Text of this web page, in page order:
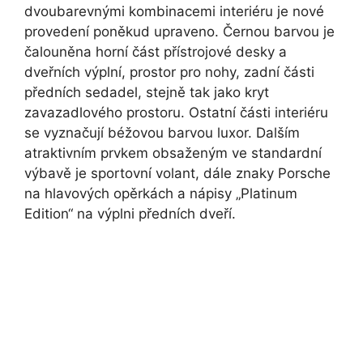
dvoubarevnými kombinacemi interiéru je nové
provedení poněkud upraveno. Černou barvou je
čalouněna horní část přístrojové desky a
dveřních výplní, prostor pro nohy, zadní části
předních sedadel, stejně tak jako kryt
zavazadlového prostoru. Ostatní části interiéru
se vyznačují béžovou barvou luxor. Dalším
atraktivním prvkem obsaženým ve standardní
výbavě je sportovní volant, dále znaky Porsche
na hlavových opěrkách a nápisy „Platinum
Edition“ na výplni předních dveří.